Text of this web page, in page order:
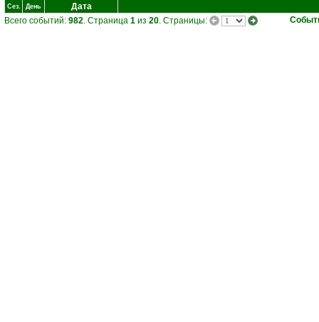
Сез. День
Дата
Всего событий: 982. Страница 1 из 20. Страницы: